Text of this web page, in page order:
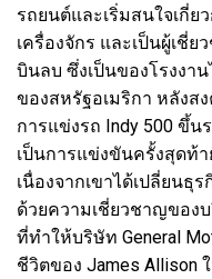
รถยนต์และเริ่มสนใจเกี่
เครื่องจักร และเป็นผู้เชี่
บินลบ ซึ่งเป็นของโรงงา
ของสหรัฐอเมริกา หลังส
การแข่งรถ Indy 500 ขึ้น
เป็นการแข่งขันครั้งสุดท้
เนื่องจากเขาได้เปลี่ยนธุ
ด้วยความเชี่ยวชาญของ
ที่ทำให้บริษัท General
ชีวิตของ James Allison